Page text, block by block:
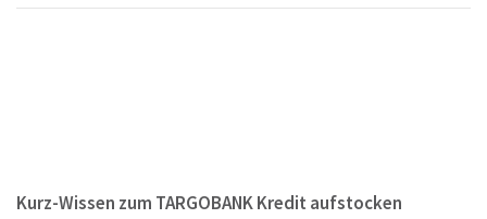
Kurz-Wissen zum TARGOBANK Kredit aufstocken